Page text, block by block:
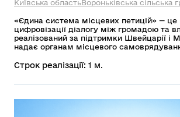
Київська областьВороньківська сільська
«Єдина система місцевих петицій» — це
цифровізації діалогу між громадою та
реалізований за підтримки Швейцарії і
надає органам місцевого
електронних петицій, що звільняє
міста доступною, зручною і юридично
Строк реалізації: 1 м.